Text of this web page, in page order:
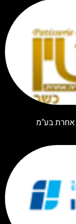
אחרת בע"מ